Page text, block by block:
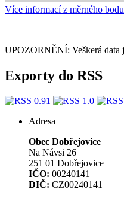
Více informací z měrného
UPOZORNĚNÍ: Veškerá data
Exporty do RSS
Adresa
Obec Dobřejovice
Na Návsi 26
251 01 Dobřejovice
IČO: 00240141
DIČ: CZ00240141